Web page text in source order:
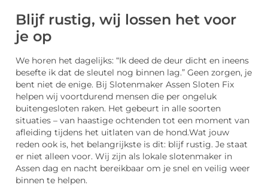
Blijf rustig, wij lossen het voor
je op
We horen het dagelijks: “Ik deed de deur dicht en ineens
besefte ik dat de sleutel nog binnen lag.” Geen zorgen, je
bent niet de enige. Bij Slotenmaker Assen Sloten Fix
helpen wij voortdurend mensen die per ongeluk
buitengesloten raken. Het gebeurt in alle soorten
situaties – van haastige ochtenden tot een moment van
afleiding tijdens het uitlaten van de hond.Wat jouw
reden ook is, het belangrijkste is dit: blijf rustig. Je staat
er niet alleen voor. Wij zijn als lokale slotenmaker in
Assen dag en nacht bereikbaar om je snel en veilig weer
binnen te helpen.